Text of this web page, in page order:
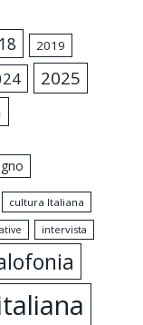
2019
2025
cultura Italiana
intervista